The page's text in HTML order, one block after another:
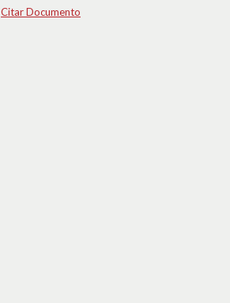
Citar Documento